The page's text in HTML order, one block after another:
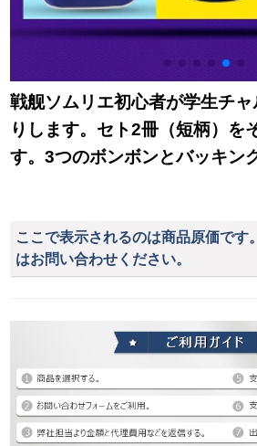
戦舰ソムリエ初心者が学生チ
りします。セト2冊（短柄）を
す。3つのボンボンとバッキン
ここで表示されるのは商品原価です
はお問い合わせください。